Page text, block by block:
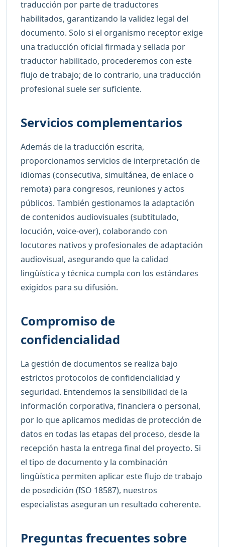
traducción por parte de traductores
habilitados, garantizando la validez legal del
documento. Solo si el organismo receptor exige
una traducción oficial firmada y sellada por
traductor habilitado, procederemos con este
flujo de trabajo; de lo contrario, una traducción
profesional suele ser suficiente.
Servicios complementarios
Además de la traducción escrita,
proporcionamos servicios de interpretación de
idiomas (consecutiva, simultánea, de enlace o
remota) para congresos, reuniones y actos
públicos. También gestionamos la adaptación
de contenidos audiovisuales (subtitulado,
locución, voice-over), colaborando con
locutores nativos y profesionales de adaptación
audiovisual, asegurando que la calidad
lingüística y técnica cumpla con los estándares
exigidos para su difusión.
Compromiso de
confidencialidad
La gestión de documentos se realiza bajo
estrictos protocolos de confidencialidad y
seguridad. Entendemos la sensibilidad de la
información corporativa, financiera o personal,
por lo que aplicamos medidas de protección de
datos en todas las etapas del proceso, desde la
recepción hasta la entrega final del proyecto. Si
el tipo de documento y la combinación
lingüística permiten aplicar este flujo de trabajo
de posedición (ISO 18587), nuestros
especialistas aseguran un resultado coherente.
Preguntas frecuentes sobre